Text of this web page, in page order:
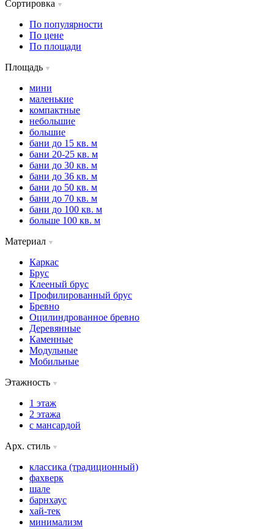
Сортировка
По популярности
По цене
По площади
Площадь
мини
маленькие
компактные
небольшие
большие
бани до 15 кв. м
бани 20-25 кв. м
бани до 30 кв. м
бани до 36 кв. м
бани до 50 кв. м
бани до 70 кв. м
бани до 100 кв. м
больше 100 кв. м
Материал
Каркас
Брус
Клееный брус
Профилированный брус
Бревно
Оцилиндрованное бревно
Деревянные
Каменные
Модульные
Мобильные
Этажность
1 этаж
2 этажа
с мансардой
Арх. стиль
классика (традиционный)
фахверк
шале
барнхаус
хай-тек
минимализм